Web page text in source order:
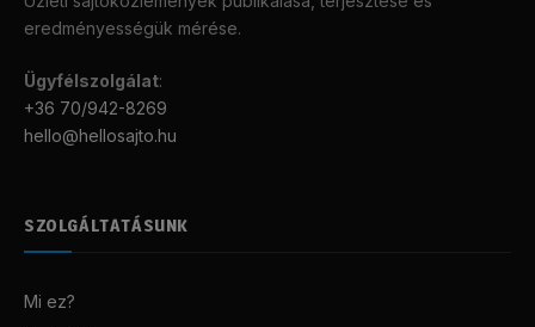
eredményességük mérése.
Ügyfélszolgálat:
+36 70/942-8269
hello@hellosajto.hu
SZOLGÁLTATÁSUNK
Mi ez?